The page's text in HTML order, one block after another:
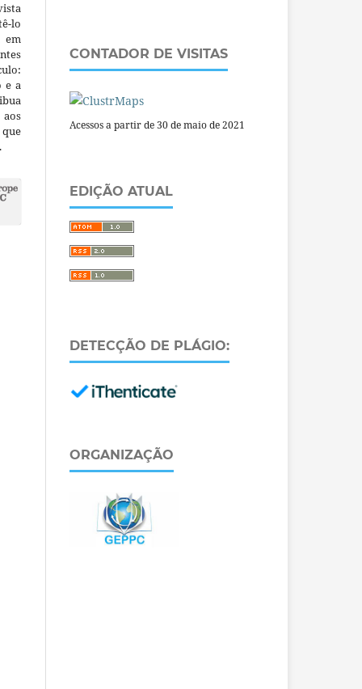
lo
em
e a
CONTADOR DE VISITAS
Acessos a partir de 30 de maio de 2021
EDIÇÃO ATUAL
DETECÇÃO DE PLÁGIO:
ORGANIZAÇÃO